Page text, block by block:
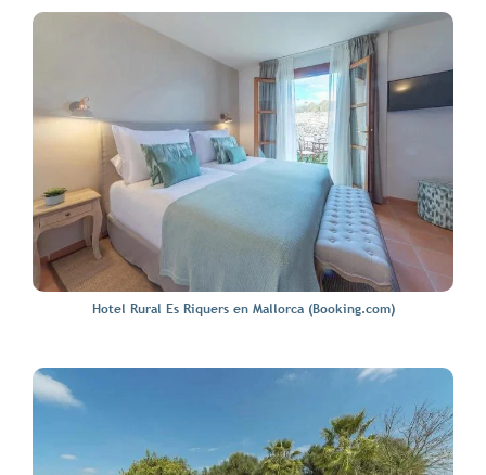
Hotel Rural Es Riquers en Mallorca (Booking.com)